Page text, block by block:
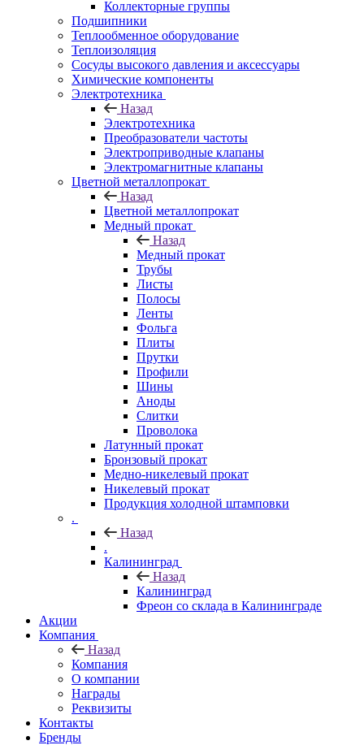
Коллекторные группы
Подшипники
Теплообменное оборудование
Теплоизоляция
Сосуды высокого давления и аксессуары
Химические компоненты
Электротехника
Назад
Электротехника
Преобразователи частоты
Электроприводные клапаны
Электромагнитные клапаны
Цветной металлопрокат
Назад
Цветной металлопрокат
Медный прокат
Назад
Медный прокат
Трубы
Листы
Полосы
Ленты
Фольга
Плиты
Прутки
Профили
Шины
Аноды
Слитки
Проволока
Латунный прокат
Бронзовый прокат
Медно-никелевый прокат
Никелевый прокат
Продукция холодной штамповки
.
Назад
.
Калининград
Назад
Калининград
Фреон со склада в Калининграде
Акции
Компания
Назад
Компания
О компании
Награды
Реквизиты
Контакты
Бренды